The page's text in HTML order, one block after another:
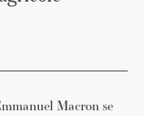
Macron se